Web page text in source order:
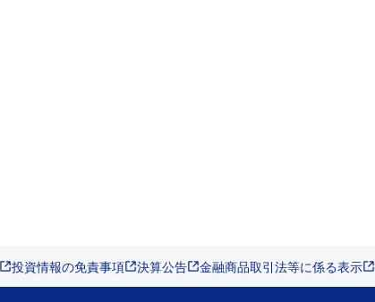
投資情報の免責事項 決算公告 金融商品取引法等に係る表示